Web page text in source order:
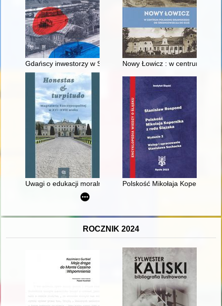
Gdańscy inwestorzy w Sopocie : prestiż finansowy i
Nowy Łowicz : w centrum
Uwagi o edukacji moralnej synów szlacheckich w XVI-
Polskość Mikołaja Kopernika z
ROCZNIK 2024